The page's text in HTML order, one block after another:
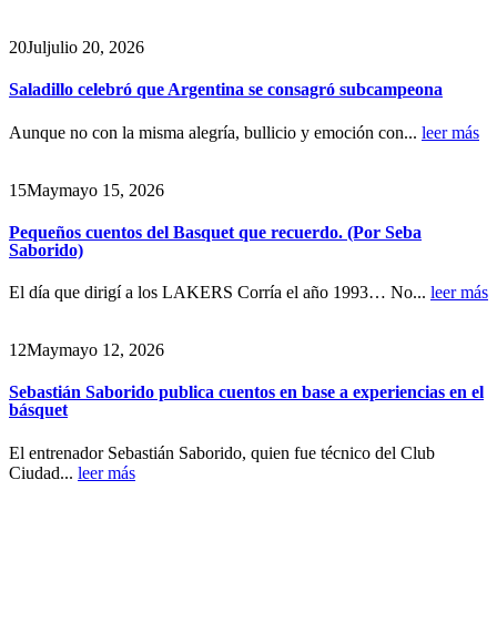
20Juljulio 20, 2026
Saladillo celebró que Argentina se consagró subcampeona
Aunque no con la misma alegría, bullicio y emoción con... leer más
15Maymayo 15, 2026
Pequeños cuentos del Basquet que recuerdo. (Por Seba
Saborido)
El día que dirigí a los LAKERS Corría el año 1993… No... leer más
12Maymayo 12, 2026
Sebastián Saborido publica cuentos en base a experiencias en el
básquet
El entrenador Sebastián Saborido, quien fue técnico del Club
Ciudad... leer más